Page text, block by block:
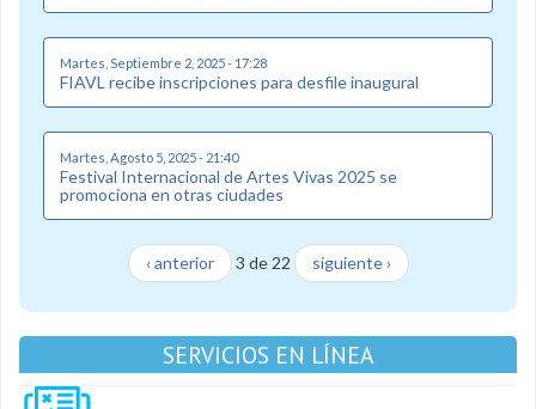
Martes, Septiembre 2, 2025 - 17:28
FIAVL recibe inscripciones para desfile inaugural
Martes, Agosto 5, 2025 - 21:40
Festival Internacional de Artes Vivas 2025 se
promociona en otras ciudades
‹ anterior 3 de 22 siguiente ›
SERVICIOS EN LÍNEA